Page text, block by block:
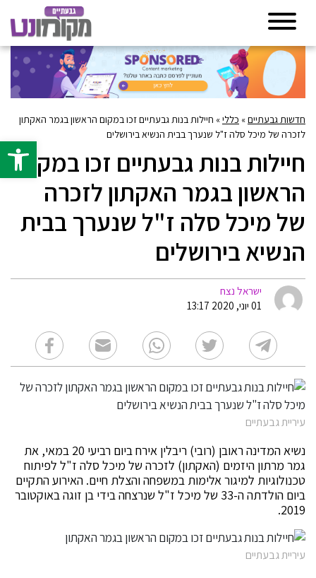
פתח
חדשות גבעתיים» כללי» חיילות בנות גבעתיים זכו במקום הראשון בגמר האקתון
לזכרה של מיכל סלה ז"ל שנערך בבית הנשיא בירושלים
חיילות בנות גבעתיים זכו במקום
הראשון בגמר האקתון לזכרה
של מיכל סלה ז"ל שנערך בבית
הנשיא בירושלים
ישראל נצח
01 יוני, 2020 13:17
עיריית גבעתיים
נשיא המדינה ראובן (רובי) ריבלין אירח ביום רביעי 20 במאי, את
גמר מרתון היזמים (האקתון) לזכרה של מיכל סלה ז"ל לפיתוח
טכנולוגיות למיגור אלימות במשפחה והצלת חיים. האירוע התקיים
ביום הולדתה ה-33 של מיכל ז"ל שנרצחה בידי בן זוגה באוקטובר
2019.
עיריית גבעתיים